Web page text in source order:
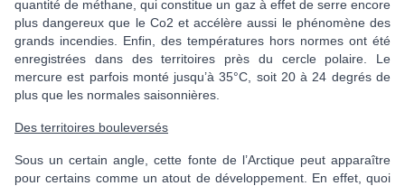
quantité de méthane, qui constitue un gaz à effet de serre encore
plus dangereux que le Co2 et accélère aussi le phénomène des
grands incendies. Enfin, des températures hors normes ont été
enregistrées dans des territoires près du cercle polaire. Le
mercure est parfois monté jusqu’à 35°C, soit 20 à 24 degrés de
plus que les normales saisonnières.
Des territoires bouleversés
Sous un certain angle, cette fonte de l’Arctique peut apparaître
pour certains comme un atout de développement. En effet, quoi